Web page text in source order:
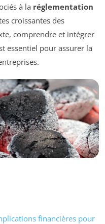
à la réglementation
croissantes des
comprendre et intégrer
essentiel pour assurer la
financières pour